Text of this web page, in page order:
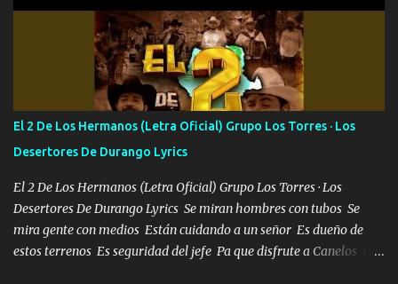
algunas que no lo entiendan Porque ahora soy su pesadilla, lo sé
Soy yo la octava maravilla, no lo niegues Tengo de rodillas a otras
cien Y por más que quieran no me detienen Soy yo la mente que
más brilla, lo ves Pa' mi la vida es tan sencilla No lo entenderías en
tu vida, y está bien Porque lo que tengo nadie lo tiene Una me está
escribiendo y la otra me va a llamar Quiere que vaya a verla y que
la invite a cenar Otras más me están pidiendo que las saque a
bailar Pero es que tengo un par de conciertos más que llenar Se
mueven solo por el interés P...
El 2 De Los Hermanos (Letra Oficial) Grupo Los Torres · Los
Desertores De Durango Lyrics
El 2 De Los Hermanos (Letra Oficial) Grupo Los Torres · Los
Desertores De Durango Lyrics Se miran hombres con tubos Se
mira gente con medios Están cuidando a un señor Es dueño de
estos terrenos Es seguridad del jefe Pa que disfrute a Canelos Es